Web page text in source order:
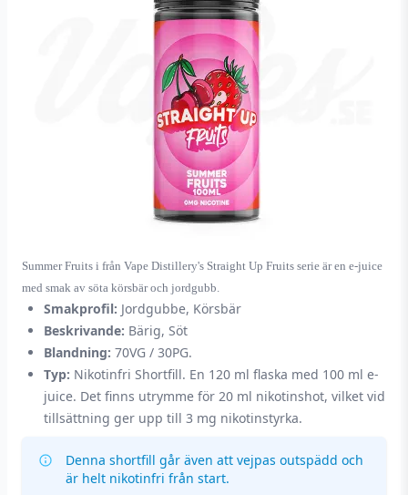
Summer Fruits i från Vape Distillery's Straight Up Fruits serie är en e-juice
med smak av söta körsbär och jordgubb.
Smakprofil: Jordgubbe, Körsbär
Beskrivande: Bärig, Söt
Blandning: 70VG / 30PG.
Typ: Nikotinfri Shortfill. En 120 ml flaska med 100 ml e-
juice. Det finns utrymme för 20 ml nikotinshot, vilket vid
tillsättning ger upp till 3 mg nikotinstyrka.
Denna shortfill går även att vejpas outspädd och
är helt nikotinfri från start.